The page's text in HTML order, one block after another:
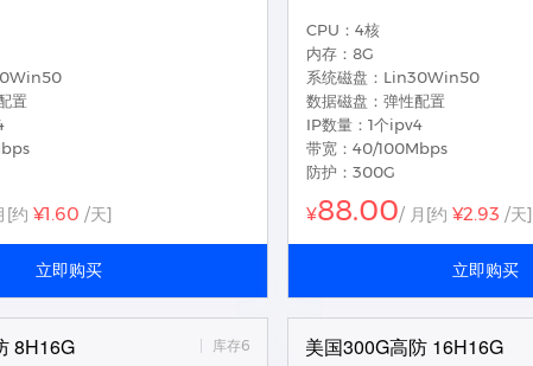
置
[约 ¥1.60 /天]
立即购买
CPU：4核
内存：8G
系统磁盘：Lin30Win50
数据磁盘：弹性配置
IP数量：1个ipv4
带宽：40/100Mbps
防护：300G
¥88.00/ 月 [约 ¥2.93 /天]
立即购买
8H16G 库存6 美国300G高防 16H16G